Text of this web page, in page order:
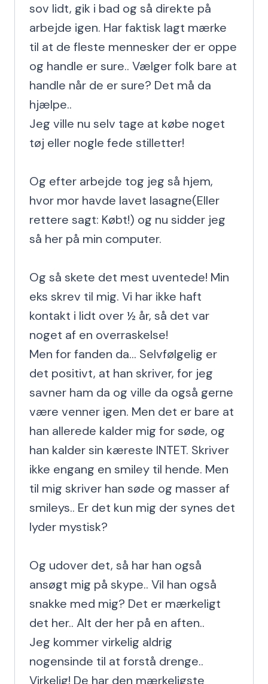
sov lidt, gik i bad og så direkte på
arbejde igen. Har faktisk lagt mærke
til at de fleste mennesker der er oppe
og handle er sure.. Vælger folk bare at
handle når de er sure? Det må da
hjælpe..
Jeg ville nu selv tage at købe noget
tøj eller nogle fede stilletter!
Og efter arbejde tog jeg så hjem,
hvor mor havde lavet lasagne(Eller
rettere sagt: Købt!) og nu sidder jeg
så her på min computer.
Og så skete det mest uventede! Min
eks skrev til mig. Vi har ikke haft
kontakt i lidt over ½ år, så det var
noget af en overraskelse!
Men for fanden da... Selvfølgelig er
det positivt, at han skriver, for jeg
savner ham da og ville da også gerne
være venner igen. Men det er bare at
han allerede kalder mig for søde, og
han kalder sin kæreste INTET. Skriver
ikke engang en smiley til hende. Men
til mig skriver han søde og masser af
smileys.. Er det kun mig der synes det
lyder mystisk?
Og udover det, så har han også
ansøgt mig på skype.. Vil han også
snakke med mig? Det er mærkeligt
det her.. Alt der her på en aften..
Jeg kommer virkelig aldrig
nogensinde til at forstå drenge..
Virkelig! De har den mærkeligste